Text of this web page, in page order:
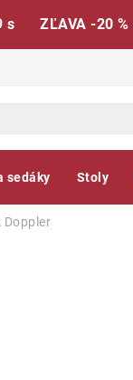
s ZĽAVA -20 %
sedáky Stoly
Doppler